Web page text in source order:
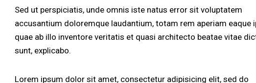
Sed ut perspiciatis, unde omnis iste natus error sit voluptatem
accusantium doloremque laudantium, totam rem aperiam eaque
quae ab illo inventore veritatis et quasi architecto beatae vitae
sunt, explicabo.
Lorem ipsum dolor sit amet, consectetur adipisicing elit, sed do